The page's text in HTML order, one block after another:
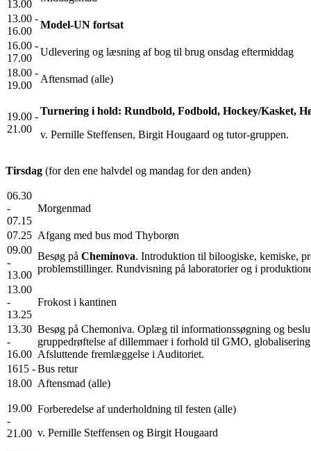
13.00
13.00 -
16.00
Model-UN fortsat
16.00 -
17.00
Udlevering og læsning af bog til brug onsdag eftermiddag
18.00 -
19.00
Aftensmad (alle)
19.00 -
21.00
Turnering i hold: Rundbold, Fodbold, Hockey/Kasket,
v. Pernille Steffensen, Birgit Hougaard og tutor-gruppen.
Tirsdag (for den ene halvdel og mandag for den anden)
06.30
-
07.15
Morgenmad
07.25 Afgang med bus mod Thyborøn
09.00
-
13.00
Besøg på Cheminova. Introduktion til biloogiske, kemiske,
problemstillinger. Rundvisning på laboratorier og i
13.00
-
13.25
Frokost i kantinen
13.30
-
16.00
Besøg på Chemoniva. Oplæg til informationssøgning og
gruppedrøftelse af dillemmaer i forhold til GMO,
Afsluttende fremlæggelse i Auditoriet.
1615 -Bus retur
18.00 Aftensmad (alle)
19.00
-
21.00
Forberedelse af underholdning til festen (alle)
v. Pernille Steffensen og Birgit Hougaard